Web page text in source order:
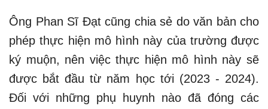
Ông Phan Sĩ Đạt cũng chia sẻ do văn bản cho
phép thực hiện mô hình này của trường được
ký muộn, nên việc thực hiện mô hình này sẽ
được bắt đầu từ năm học tới (2023 - 2024).
Đối với những phụ huynh nào đã đóng các